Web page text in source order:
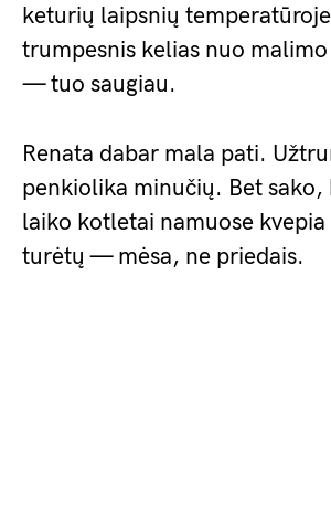
keturių laipsnių
trumpesnis kelias nuo
— tuo saugiau.
Renata dabar mala pati.
penkiolika minučių. Bet sako,
laiko kotletai namuose
turėtų — mėsa, ne priedais.